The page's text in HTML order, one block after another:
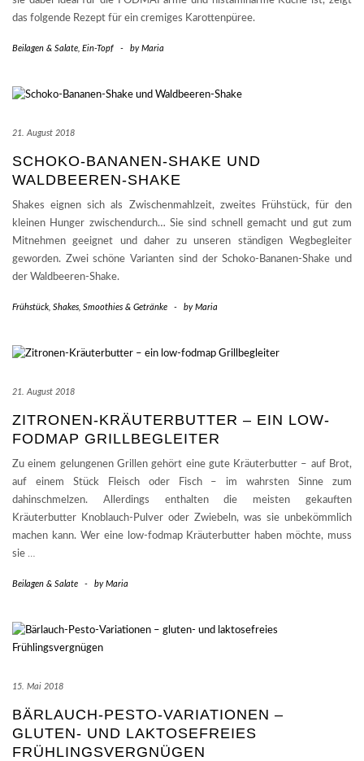
das folgende Rezept für ein cremiges Karottenpüree.
Beilagen & Salate Ein-Topf - byMaria
21. August 2018
SCHOKO-BANANEN-SHAKE UND
WALDBEEREN-SHAKE
Shakes eignen sich als Zwischenmahlzeit, zweites Frühstück, für den
kleinen Hunger zwischendurch… Sie sind schnell gemacht und gut zum
Mitnehmen geeignet und daher zu unseren ständigen Wegbegleiter
geworden. Zwei schöne Varianten sind der Schoko-Bananen-Shake und
der Waldbeeren-Shake.
Frühstück Shakes, Smoothies & Getränke - byMaria
21. August 2018
ZITRONEN-KRÄUTERBUTTER – EIN LOW-
FODMAP GRILLBEGLEITER
Zu einem gelungenen Grillen gehört eine gute Kräuterbutter – auf Brot,
auf einem Stück Fleisch oder Fisch – im wahrsten Sinne zum
dahinschmelzen. Allerdings enthalten die meisten gekauften
Kräuterbutter Knoblauch-Pulver oder Zwiebeln, was sie unbekömmlich
machen kann. Wer eine low-fodmap Kräuterbutter haben möchte, muss
sie …
Beilagen & Salate - byMaria
15. Mai 2018
BÄRLAUCH-PESTO-VARIATIONEN –
GLUTEN- UND LAKTOSEFREIES
FRÜHLINGSVERGNÜGEN